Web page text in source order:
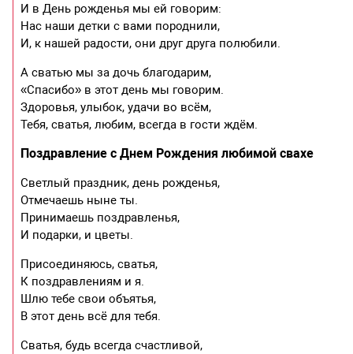
И в День рожденья мы ей говорим:
Нас наши детки с вами породнили,
И, к нашей радости, они друг друга полюбили.
А сватью мы за дочь благодарим,
«Спасибо» в этот день мы говорим.
Здоровья, улыбок, удачи во всём,
Тебя, сватья, любим, всегда в гости ждём.
Поздравление с Днем Рождения любимой свахе
Светлый праздник, день рожденья,
Отмечаешь ныне ты.
Принимаешь поздравленья,
И подарки, и цветы.
Присоединяюсь, сватья,
К поздравлениям и я.
Шлю тебе свои объятья,
В этот день всё для тебя.
Сватья, будь всегда счастливой,